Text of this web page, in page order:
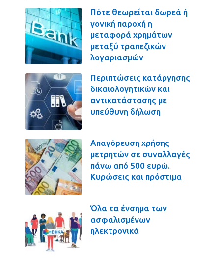
Πότε θεωρείται δωρεά ή
γονική παροχή η
μεταφορά χρημάτων
μεταξύ τραπεζικών
λογαριασμών
Περιπτώσεις κατάργησης
δικαιολογητικών και
αντικατάστασης με
υπεύθυνη δήλωση
Απαγόρευση χρήσης
μετρητών σε συναλλαγές
πάνω από 500 ευρώ.
Κυρώσεις και πρόστιμα
Όλα τα ένσημα των
ασφαλισμένων
ηλεκτρονικά